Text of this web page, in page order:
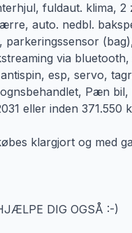
fuldaut. klima, 2
auto. nedbl.
via bluetooth,
esp, servo,
Pæn
eller inden 371.550
klargjort og med
DIG OGSÅ :-)